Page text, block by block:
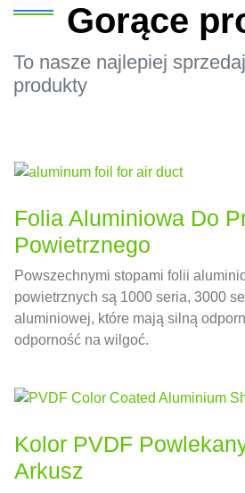
Gorące
To nasze najlepiej
produkty
Folia Aluminiowa Do
Powietrznego
Powszechnymi stopami folii
powietrznych są 1000 seria, 3000
aluminiowej, które mają silną
odporność na wilgoć.
Kolor PVDF
Arkusz